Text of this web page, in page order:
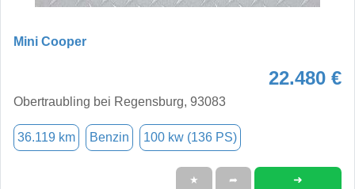
Mini Cooper
22.480 €
Obertraubling bei Regensburg, 93083
36.119 km Benzin 100 kw (136 PS)
★ ➦ ➜